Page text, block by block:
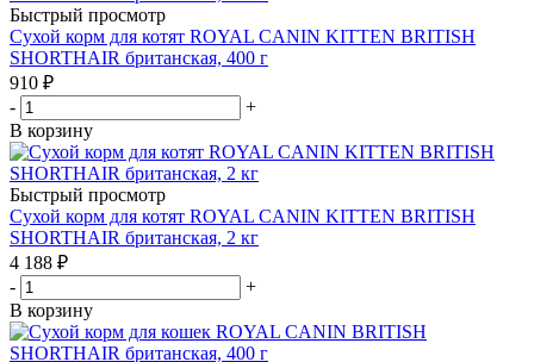
Быстрый просмотр
Сухой корм для котят ROYAL CANIN KITTEN BRITISH
SHORTHAIR британская, 400 г
910 ₽
-
+
В корзину
Быстрый просмотр
Сухой корм для котят ROYAL CANIN KITTEN BRITISH
SHORTHAIR британская, 2 кг
4 188 ₽
-
+
В корзину